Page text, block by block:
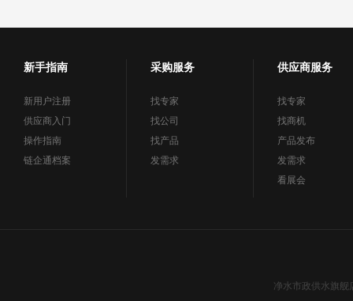
新手指南
新用户注册
供应商入门
操作指南
链企通档案
采购服务
找专家
找公司
找产品
发需求
供应商服务
找专家
找商机
产品发布
发需求
看展会
净水市政供水旗